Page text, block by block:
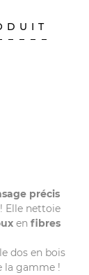
précis
! Elle nettoie
en fibres
dos en bois
la gamme !